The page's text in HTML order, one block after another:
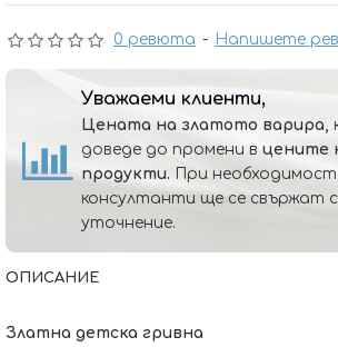
0 ревюта - Напишете
Уважаеми клиенти,
Цената на златото варира,
доведе до промени в цените
продукти. При
консултанти ще се свържат с
уточнение.
ОПИСАНИЕ
Златна детска гривна